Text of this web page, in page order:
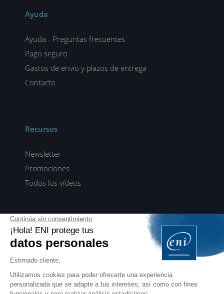
Ayuda
Ayuda - Preguntas frecuentes
Pago seguro
Gastos de envío y plazos de entrega
Contacto
Recursos
Newsletter
Promociones
Todos los vídeos
ENI elearning
E-formaciones en 5 idiomas
ES FR
PROFESIONALES